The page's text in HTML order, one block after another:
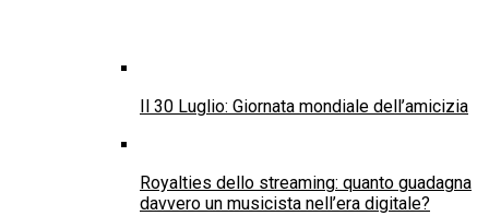
Il 30 Luglio: Giornata mondiale dell’amicizia
Royalties dello streaming: quanto guadagna
davvero un musicista nell’era digitale?